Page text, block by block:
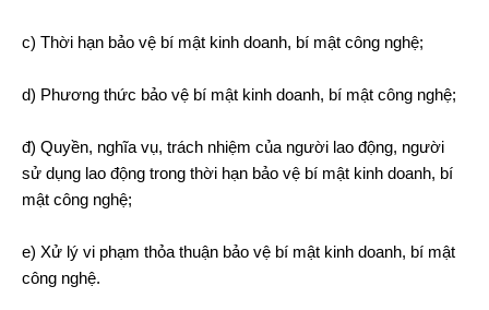
c) Thời hạn bảo vệ bí mật kinh doanh, bí mật công nghệ;
d) Phương thức bảo vệ bí mật kinh doanh, bí mật công nghệ;
đ) Quyền, nghĩa vụ, trách nhiệm của người lao động, người
sử dụng lao động trong thời hạn bảo vệ bí mật kinh doanh, bí
mật công nghệ;
e) Xử lý vi phạm thỏa thuận bảo vệ bí mật kinh doanh, bí mật
công nghệ.